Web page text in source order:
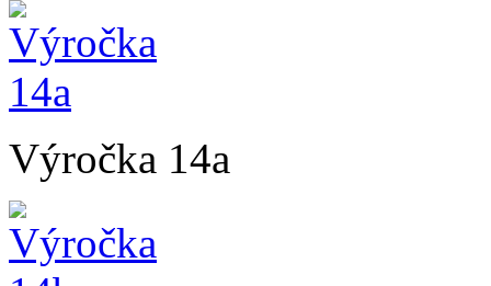
Výročka 14a